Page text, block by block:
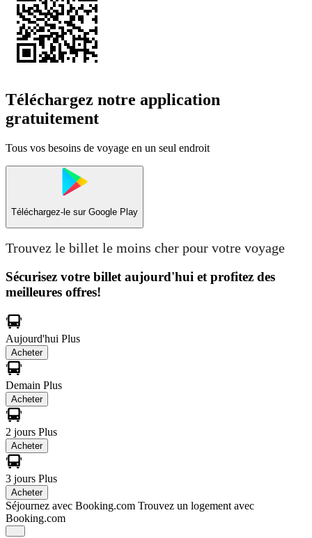
Téléchargez notre application
gratuitement
Tous vos besoins de voyage en un seul endroit
Téléchargez-le sur Google Play
Trouvez le billet le moins cher pour votre voyage
Sécurisez votre billet aujourd'hui et profitez des
meilleures offres!
Aujourd'hui Plus
Acheter
Demain Plus
Acheter
2 jours Plus
Acheter
3 jours Plus
Acheter
Séjournez avec Booking.com Trouvez un logement avec
Booking.com